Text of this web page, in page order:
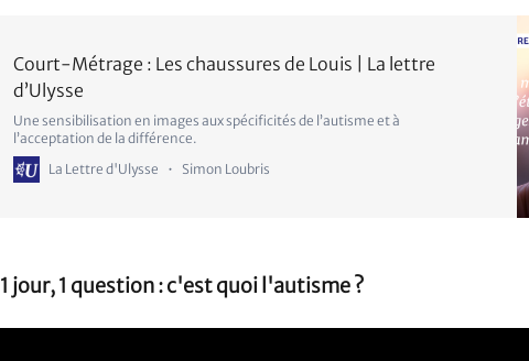
Court-Métrage : Les chaussures de Louis | La lettre
d’Ulysse
Une sensibilisation en images aux spécificités de l’autisme et à
l’acceptation de la différence.
La Lettre d'Ulysse
Simon Loubris
1 jour, 1 question : c'est quoi l'autisme ?